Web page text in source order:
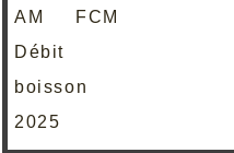
AM FCM
Débit
boisson
2025